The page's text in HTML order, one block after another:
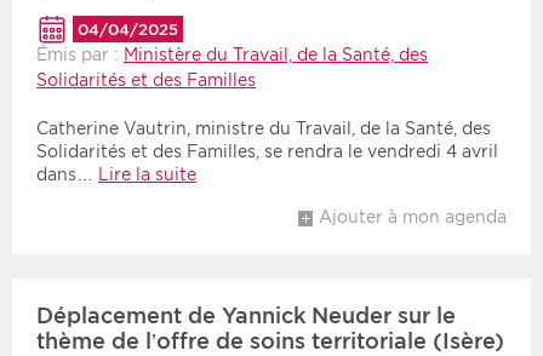
04/04/2025
Émis par : Ministère du Travail, de la Santé, des
Solidarités et des Familles
Catherine Vautrin, ministre du Travail, de la Santé, des
Solidarités et des Familles, se rendra le vendredi 4 avril
dans… Lire la suite
Ajouter à mon agenda
Déplacement de Yannick Neuder sur le
thème de l’offre de soins territoriale (Isère)